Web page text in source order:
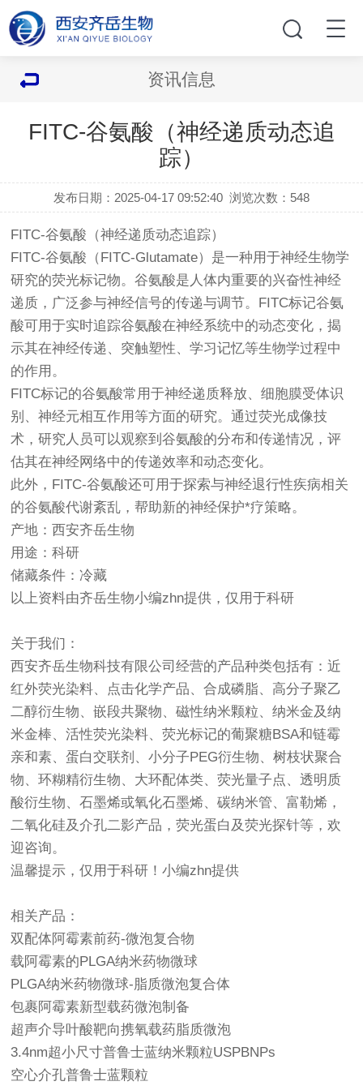
资讯信息
FITC-谷氨酸（神经递质动态追
踪）
发布日期：2025-04-17 09:52:40 浏览次数： 548
FITC-谷氨酸（神经递质动态追踪）
FITC-谷氨酸（FITC-Glutamate）是一种用于神经生物学
研究的荧光标记物。谷氨酸是人体内重要的兴奋性神经
递质，广泛参与神经信号的传递与调节。FITC标记谷氨
酸可用于实时追踪谷氨酸在神经系统中的动态变化，揭
示其在神经传递、突触塑性、学习记忆等生物学过程中
的作用。
FITC标记的谷氨酸常用于神经递质释放、细胞膜受体识
别、神经元相互作用等方面的研究。通过荧光成像技
术，研究人员可以观察到谷氨酸的分布和传递情况，评
估其在神经网络中的传递效率和动态变化。
此外，FITC-谷氨酸还可用于探索与神经退行性疾病相关
的谷氨酸代谢紊乱，帮助新的神经保护*疗策略。
产地：西安齐岳生物
用途：科研
储藏条件：冷藏
以上资料由齐岳生物小编zhn提供，仅用于科研
关于我们：
西安齐岳生物科技有限公司经营的产品种类包括有：近
红外荧光染料、点击化学产品、合成磷脂、高分子聚乙
二醇衍生物、嵌段共聚物、磁性纳米颗粒、纳米金及纳
米金棒、活性荧光染料、荧光标记的葡聚糖BSA和链霉
亲和素、蛋白交联剂、小分子PEG衍生物、树枝状聚合
物、环糊精衍生物、大环配体类、荧光量子点、透明质
酸衍生物、石墨烯或氧化石墨烯、碳纳米管、富勒烯，
二氧化硅及介孔二影产品，荧光蛋白及荧光探针等，欢
迎咨询。
温馨提示，仅用于科研！小编zhn提供
相关产品：
双配体阿霉素前药-微泡复合物
载阿霉素的PLGA纳米药物微球
PLGA纳米药物微球-脂质微泡复合体
包裹阿霉素新型载药微泡制备
超声介导叶酸靶向携氧载药脂质微泡
3.4nm超小尺寸普鲁士蓝纳米颗粒USPBNPs
空心介孔普鲁士蓝颗粒